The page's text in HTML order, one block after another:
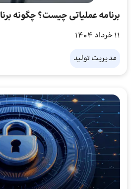
برنامه عملیاتی چیست؟ چگونه
11 خرداد 1404
مدیریت تولید